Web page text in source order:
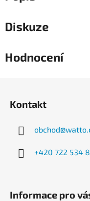
Diskuze
Hodnocení
Kontakt
obchod@
+420 722 534
Informace pro